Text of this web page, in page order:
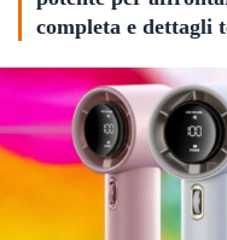
completa e dettagli